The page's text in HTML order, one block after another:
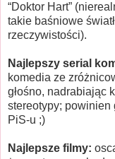
“Doktor Hart”
takie baśniowe
rzeczywistości).
Najlepszy serial
komedia ze
głośno, nadrabiając
stereotypy;
PiS-u ;)
Najlepsze filmy: